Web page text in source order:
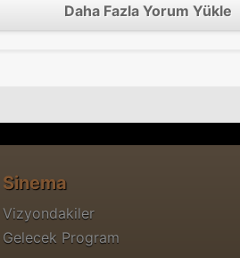
Daha Fazla Yorum Yükle
Sinema
Vizyondakiler
Gelecek Program